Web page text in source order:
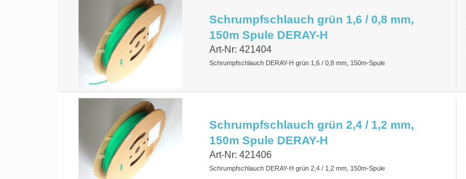
Schrumpfschlauch grün 1,6 / 0,8 mm,
150m Spule DERAY-H
Art-Nr: 421404
Schrumpfschlauch DERAY-H grün 1,6 / 0,8 mm, 150m-Spule
Schrumpfschlauch grün 2,4 / 1,2 mm,
150m Spule DERAY-H
Art-Nr: 421406
Schrumpfschlauch DERAY-H grün 2,4 / 1,2 mm, 150m-Spule